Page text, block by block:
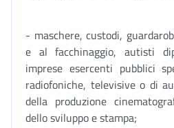
- maschere, custodi,
e al facchinaggio, autisti
imprese esercenti pubblici
radiofoniche, televisive o di
della produzione
dello sviluppo e stampa;